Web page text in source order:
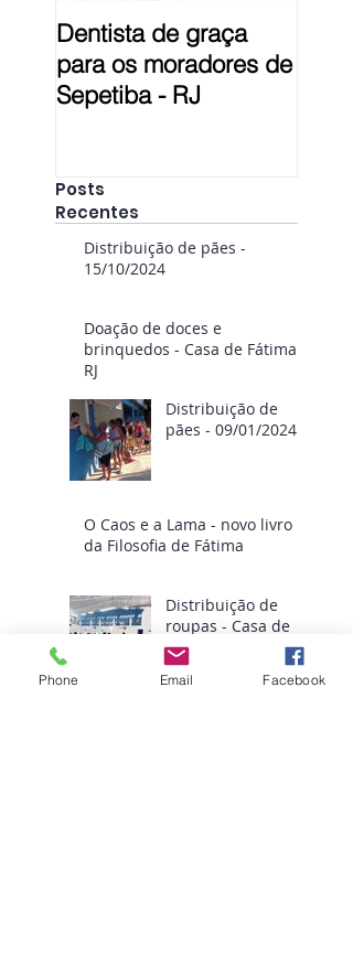
Dentista de graça
para os moradores de
Sepetiba - RJ
Posts
Recentes
Distribuição de pães -
15/10/2024
Doação de doces e
brinquedos - Casa de Fátima
RJ
Distribuição de
pães - 09/01/2024
O Caos e a Lama - novo livro
da Filosofia de Fátima
Distribuição de
roupas - Casa de
Fátima
Phone Email Facebook